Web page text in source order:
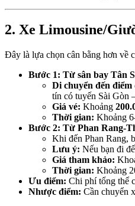
2. Xe Limousine/
Đây là lựa chọn cân bằng hơn về
Bước 1: Từ sân bay Tân
Di chuyển đến
tín có tuyến Sài Gòn
Giá vé: Khoảng
Thời gian: Khoảng
Bước 2: Từ Phan Rang-
Khi đến Phan Rang,
Lưu ý: Nếu bạn đi
Giá tham khảo:
Thời gian: Khoảng
Ưu điểm: Chi phí tổng thể
Nhược điểm: Cần chuyển